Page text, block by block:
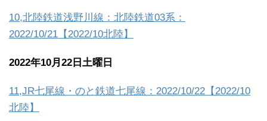
10,北陸鉄道浅野川線：北陸鉄道03系：
2022/10/21【2022/10北陸】
2022年10月22日土曜日
11,JR七尾線・のと鉄道七尾線：2022/10/22【2022/10
北陸】